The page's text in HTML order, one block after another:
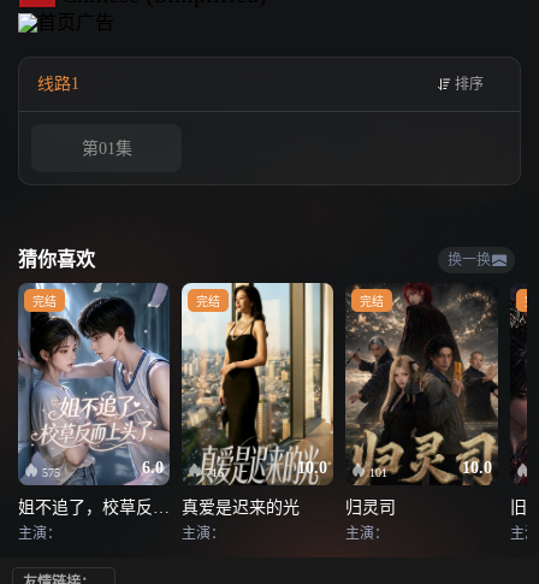
线路1 排序
第01集
猜你喜欢 换一换
575 6.0
完结
主演：
716 10.0
完结
真爱是迟来的光
主演：
101 10.0
完结
归灵司
主演：
完
旧
主